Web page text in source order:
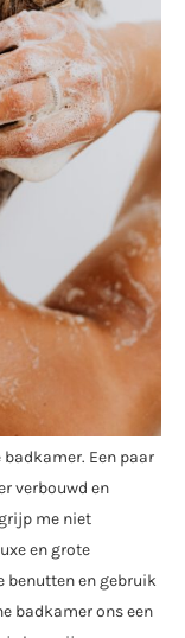
Een paar
verbouwd en
me niet
en grote
benutten en gebruik
badkamer ons een